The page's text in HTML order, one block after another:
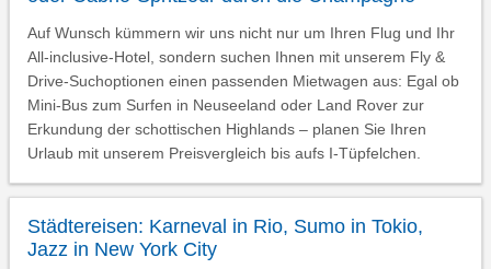
Auf Wunsch kümmern wir uns nicht nur um Ihren Flug und Ihr
All-inclusive-Hotel, sondern suchen Ihnen mit unserem Fly &
Drive-Suchoptionen einen passenden Mietwagen aus: Egal ob
Mini-Bus zum Surfen in Neuseeland oder Land Rover zur
Erkundung der schottischen Highlands – planen Sie Ihren
Urlaub mit unserem Preisvergleich bis aufs I-Tüpfelchen.
Städtereisen: Karneval in Rio, Sumo in Tokio,
Jazz in New York City